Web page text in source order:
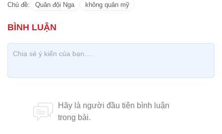
Chủ đề: Quân đội Nga không quân mỹ